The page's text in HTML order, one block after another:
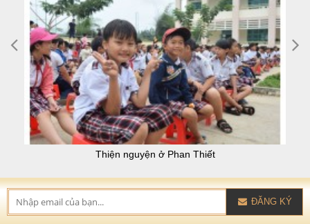
Thiện nguyện ở Phan Thiết
ĐĂNG KÝ